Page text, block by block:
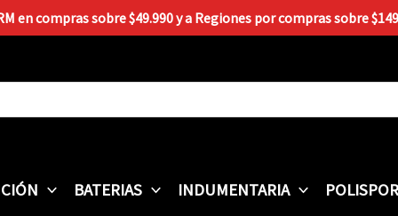
en compras sobre $49.990 y a Regiones por compras sobre
BATERIAS INDUMENTARIA